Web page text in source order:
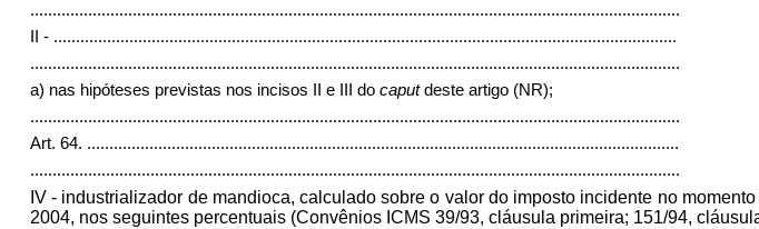
..................................................................................................................................................
II - ............................................................................................................................................
..................................................................................................................................................
a) nas hipóteses previstas nos incisos II e III do caputdeste artigo (NR);
..................................................................................................................................................
Art. 64. .....................................................................................................................................
..................................................................................................................................................
V- industrializador de mandioca, calculado sobre o valor do imposto incidente no
2004, nos seguintes percentuais (Convênios ICMS 39/93, cláusula primeira; 151/94,